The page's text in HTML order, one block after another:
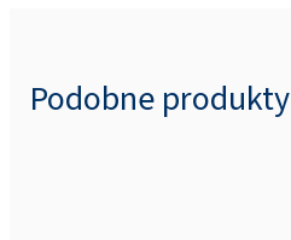
Podobne produkty